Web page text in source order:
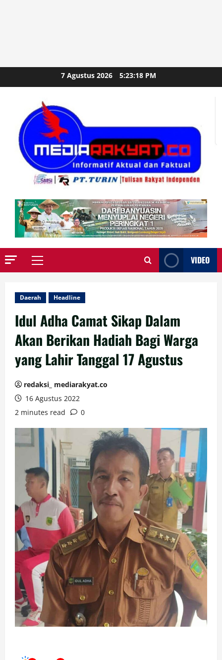
to
7 Agustus 2026 5:23:19 PM
Primary
VIDEO
Daerah Headline
Idul Adha Camat Sikap Dalam
Akan Berikan Hadiah Bagi Warga
yang Lahir Tanggal 17 Agustus
redaksi_ mediarakyat.co
16 Agustus 2022
2 minutes read
0